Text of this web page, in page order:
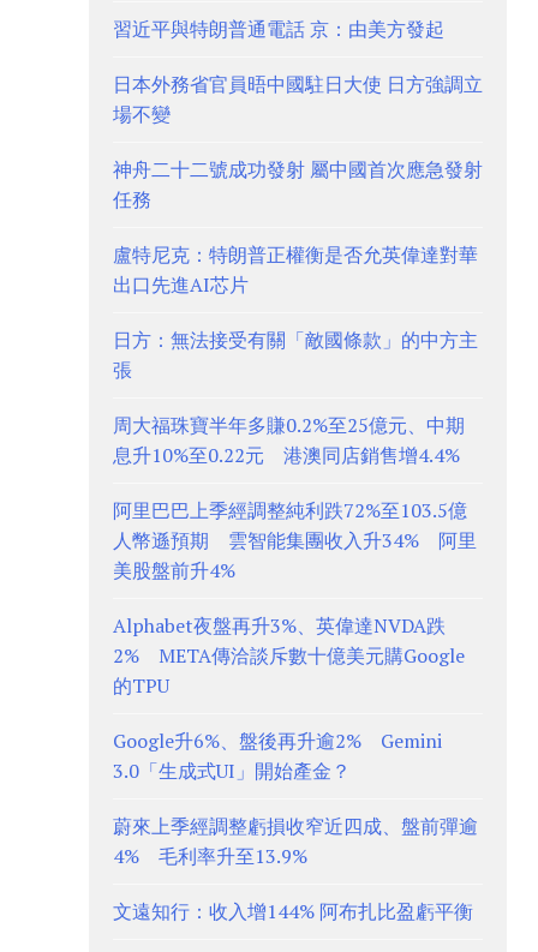
習近平與特朗普通電話 京：由美方發起
日本外務省官員晤中國駐日大使 日方強調立
場不變
神舟二十二號成功發射 屬中國首次應急發射
任務
盧特尼克：特朗普正權衡是否允英偉達對華
出口先進AI芯片
日方：無法接受有關「敵國條款」的中方主
張
周大福珠寶半年多賺0.2%至25億元、中期
息升10%至0.22元 港澳同店銷售增4.4%
阿里巴巴上季經調整純利跌72%至103.5億
人幣遜預期 雲智能集團收入升34% 阿里
美股盤前升4%
Alphabet夜盤再升3%、英偉達NVDA跌
2% META傳洽談斥數十億美元購Google
的TPU
Google升6%、盤後再升逾2% Gemini
3.0「生成式UI」開始產金？
蔚來上季經調整虧損收窄近四成、盤前彈逾
4% 毛利率升至13.9%
文遠知行：收入增144% 阿布扎比盈虧平衡